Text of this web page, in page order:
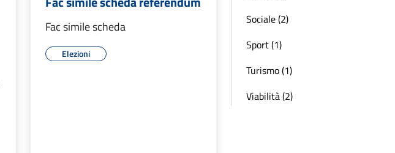
Fac simile scheda
Elezioni
Sociale (2)
Sport (1)
Turismo (1)
Viabilità (2)